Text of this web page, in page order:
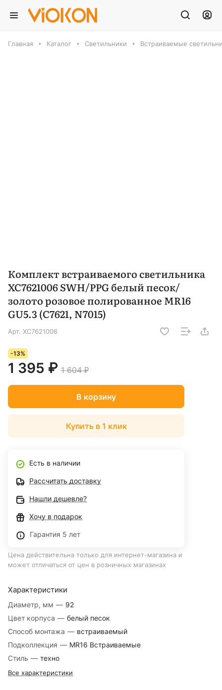
Главная Каталог Светильники Встраиваемые
Комплект встраиваемого светильника
XC7621006 SWH/PPG белый песок/
золото розовое полированное MR16
GU5.3 (C7621, N7015)
Арт. XC7621006
Характеристики
Диаметр, мм — 92
Цвет корпуса — белый песок
Способ монтажа — встраиваемый
Подколлекция — MR16 Встраиваемые
Стиль — техно
Все характеристики
-13%
1 395 ₽ 1 604 ₽
В корзину
Купить в 1 клик
Есть в наличии
Рассчитать доставку
Нашли дешевле?
Хочу в подарок
Гарантия 5 лет
Цена действительна только для интернет-магазина и
может отличаться от цен в розничных магазинах